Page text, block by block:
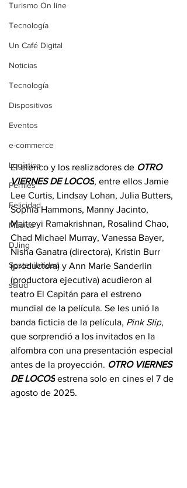
Turismo On line
Tecnología
Un Café Digital
Noticias
Tecnología
Dispositivos
Eventos
e-commerce
Logística
Perfiles
Felicidad
Música
DJing
Sostenibilidad
salud
El elenco y los realizadores de OTRO
VIERNES DE LOCOS, entre ellos Jamie
Lee Curtis, Lindsay Lohan, Julia Butters,
Sophia Hammons, Manny Jacinto,
Maitreyi Ramakrishnan, Rosalind Chao,
Chad Michael Murray, Vanessa Bayer,
Nisha Ganatra (directora), Kristin Burr
(productora) y Ann Marie Sanderlin
(productora ejecutiva) acudieron al
teatro El Capitán para el estreno
mundial de la película. Se les unió la
banda ficticia de la película, Pink Slip,
que sorprendió a los invitados en la
alfombra con una presentación especial
antes de la proyección. OTRO VIERNES
DE LOCOS estrena solo en cines el 7 de
agosto de 2025.